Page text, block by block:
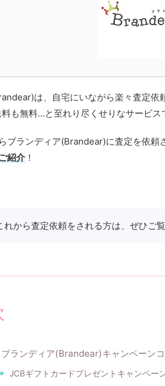
は、自宅にいながら楽々査定依
も無料…と至れり尽くせりなサービス
ブランディア(Brandear)に査定を依頼
紹介 ！
れから査定依頼をされる方は、ぜひご覧
ブランディア(Brandear)キャンペーン
JCBギフトカードプレゼントキャンペー